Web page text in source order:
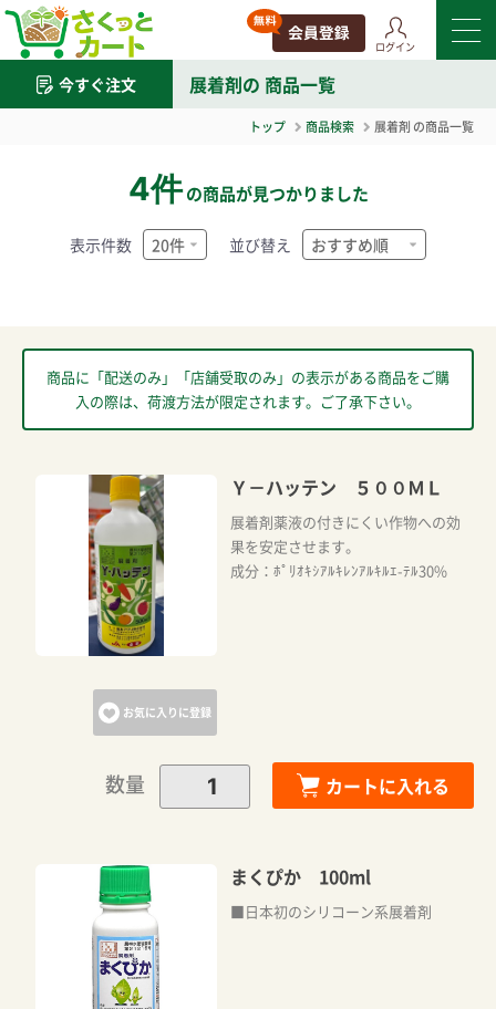
ログイン
今すぐ注文 展着剤の 商品一覧
トップ 商品検索 展着剤 の商品一覧
4件 の商品が見つかりました
表示件数 並び替え
商品に「配送のみ」「店舗受取のみ」の表示がある商品をご購
入の際は、荷渡方法が限定されます。ご了承下さい。
お気に入りに登録
Ｙ－ハッテン ５００ＭＬ
展着剤薬液の付きにくい作物への効
果を安定させます。
成分：ﾎﾟﾘｵｷｼｱﾙｷﾚﾝｱﾙｷﾙｴ-ﾃﾙ30%
数量 カートに入れる
まくぴか 100ml
■日本初のシリコーン系展着剤